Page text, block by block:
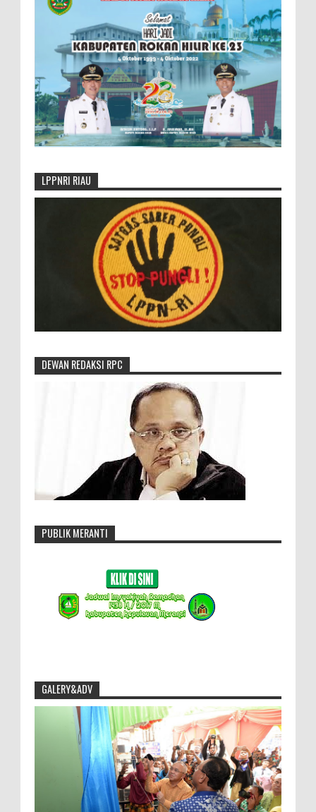
LPPNRI RIAU
DEWAN REDAKSI RPC
PUBLIK MERANTI
GALERY&ADV